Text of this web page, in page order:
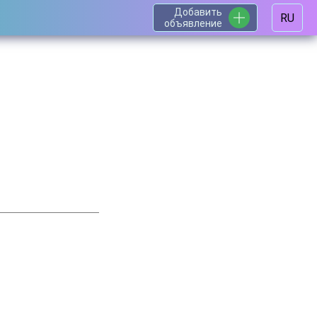
Добавить
объявление
RU